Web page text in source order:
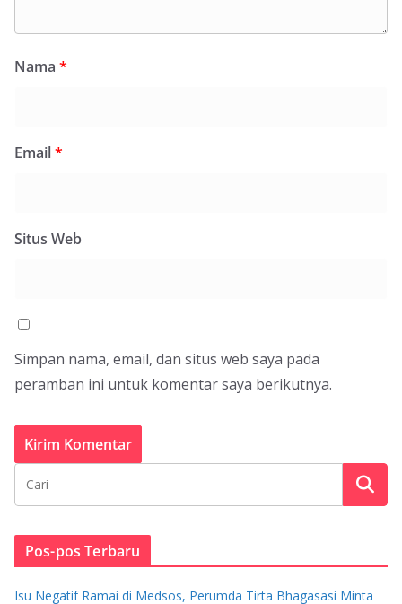
Nama *
Email*
Situs Web
Simpan nama, email, dan situs web saya pada
peramban ini untuk komentar saya berikutnya.
Pos-pos Terbaru
Isu Negatif Ramai di Medsos, Perumda Tirta Bhagasasi Minta